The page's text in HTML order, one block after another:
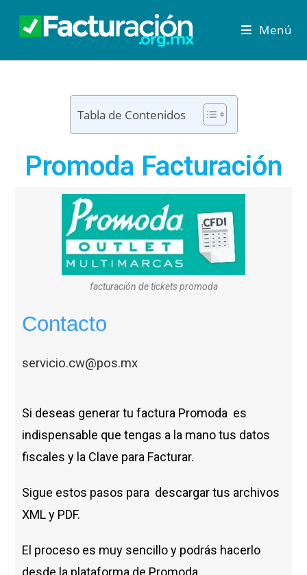
Menú
Tabla de Contenidos
Promoda Facturación
facturación de tickets promoda
Contacto
servicio.cw@pos.mx
Si deseas generar tu factura Promoda es
indispensable que tengas a la mano tus datos
fiscales y la Clave para Facturar.
Sigue estos pasos para descargar tus archivos
XML y PDF.
El proceso es muy sencillo y podrás hacerlo
desde la plataforma de Promoda.